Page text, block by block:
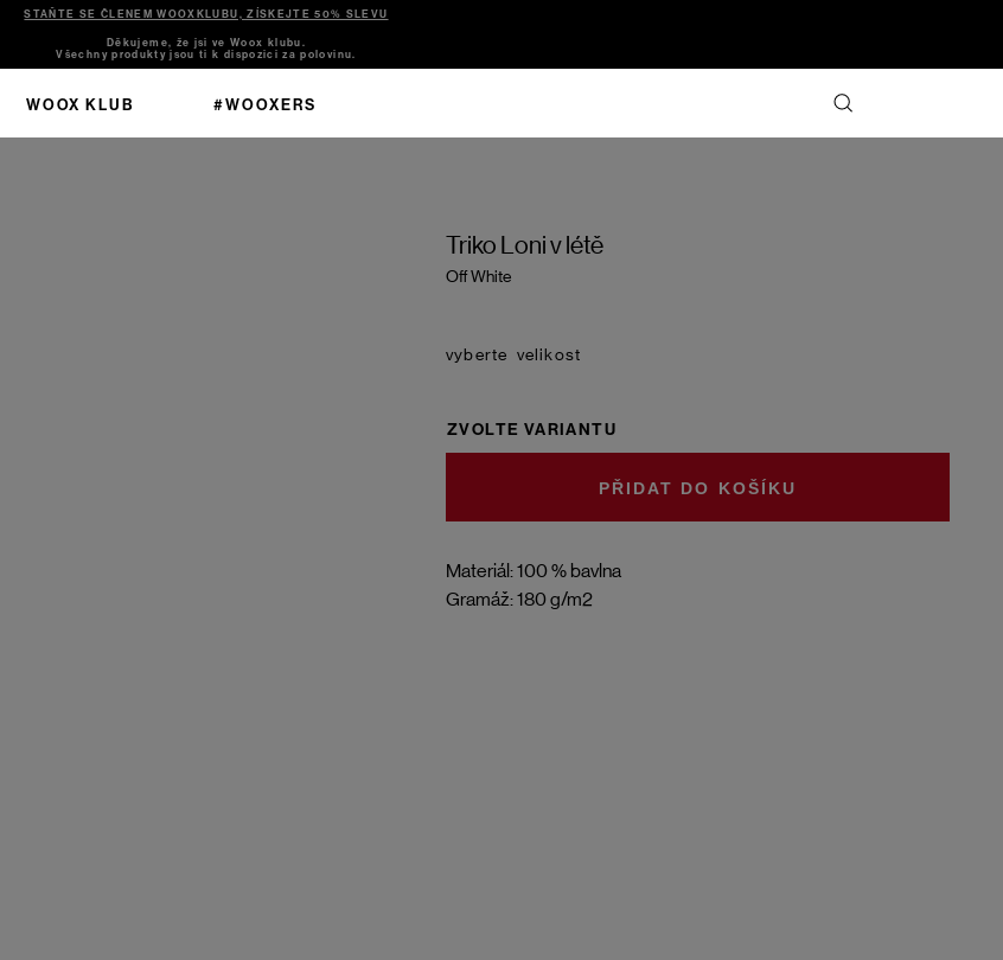
STAŇTE SE ČLENEM WOOXKLUBU, ZÍSKEJTE 50% SLEVU
Děkujeme, že jsi ve Woox klubu.
Všechny produkty jsou ti k dispozici za polovinu.
WOOX KLUB #WOOXERS
Triko Loni v létě
Off White
Materiál: 100 % bavlna
Gramáž: 180 g/m2
velikost
ZVOLTE VARIANTU
DO KOŠÍKU